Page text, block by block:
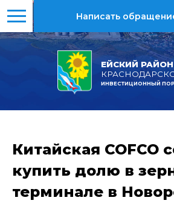
ЕЙСКИЙ РАЙОН
ИНВЕСТИЦИОННЫЙ
Написать
Китайская COFCO
купить долю в
терминале в